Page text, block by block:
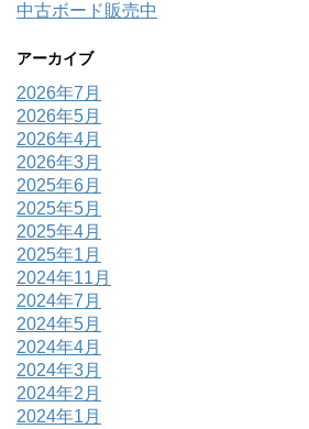
中古ボード販売中
アーカイブ
2026年7月
2026年5月
2026年4月
2026年3月
2025年6月
2025年5月
2025年4月
2025年1月
2024年11月
2024年7月
2024年5月
2024年4月
2024年3月
2024年2月
2024年1月